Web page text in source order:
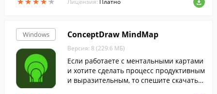
Лицензия: Платно
Windows ConceptDraw MindMap
Версия: 8 (229.6 МБ)
Если работаете с ментальными картами
и хотите сделать процесс продуктивным
и выразительным, то спешите скачать C